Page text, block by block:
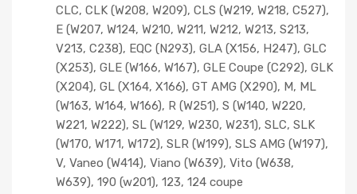
CLC, CLK (W208, W209), CLS (W219, W218, C527),
E (W207, W124, W210, W211, W212, W213, S213,
V213, C238), EQC (N293), GLA (X156, H247), GLC
(X253), GLE (W166, W167), GLE Coupe (C292), GLK
(X204), GL (X164, X166), GT AMG (X290), M, ML
(W163, W164, W166), R (W251), S (W140, W220,
W221, W222), SL (W129, W230, W231), SLC, SLK
(W170, W171, W172), SLR (W199), SLS AMG (W197),
V, Vaneo (W414), Viano (W639), Vito (W638,
W639), 190 (w201), 123, 124 coupe